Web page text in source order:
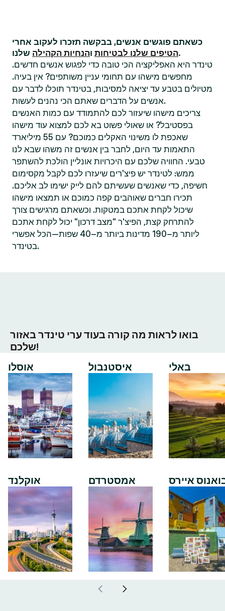
כשאתם פוגשים אנשים, בבקשה תזכרו לעקוב אחרי
הטיפים שלנו לבטיחות והנחיות הקהילה
שלנו.
טינדר היא האפליקציה הכי טובה כדי לפגוש אנשים חדשים.
מחפשים מישהו עם תחומי עניין משותפים? אין בעיה.
מטיולים בטבע עד יציאה למסיבות, בטינדר תוכלו לדבר עם
אנשים על הדברים שאתם הכי נהנים לעשות.
צריכים מישהו שיעזור לכם להתמודד עם כמות האנשים
בפסטיבל? או שאולי פשוט בא לכם למצוא עוד מישהו
שאכפת לו משינוי האקלים כמוכם? עם 55 מיליארד
התאמות עד היום, לחבר בין אנשים זה משהו שבא לנו
טבעי. החוויה שלכם עם היכרויות אונליין הולכת להשתפר
ממש: לטינדר יש פיצ'רים שיעזרו לכם לקבל מקסימום
חשיפה, כדי שאנשים שעשיתם להם לייק ישימו לב אליכם.
תכירו חברים שאוהבים קפה כמוכם או תמצאו מישהו
שיכול לקחת אתכם במטקות. וכשאתם מרגישים צורך
להתרחק קצת, הפיצ'ר "מצב דרכון" יכול לקחת אתכם
ליותר מ–190 מדינות ביותר מ–40 שפות—הכל אפשרי
בטינדר.
בואו לראות מה קורה בעוד ערי טינדר באזור
שלכם!
אוסלו
אוקלנד
איסטנבול
אמסטרדם
באלי
איירס